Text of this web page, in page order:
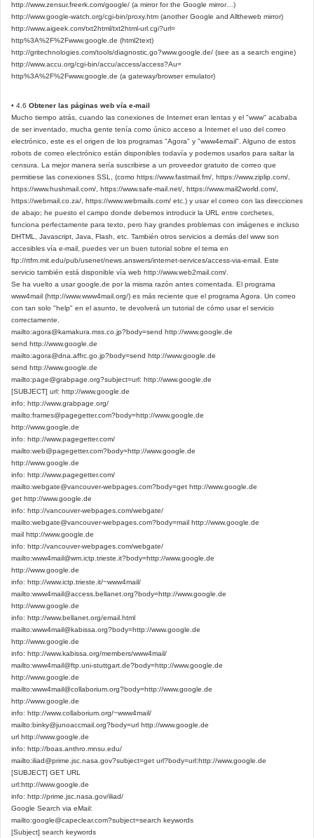
http://www.zensur.freerk.com/google/ (a mirror for the Google mirror…)
http://www.google-watch.org/cgi-bin/proxy.htm (another Google and Alltheweb mirror)
http://www.aigeek.com/txt2html/txt2html-url.cgi?url=
http%3A%2F%2Fwww.google.de (html2text)
http://gritechnologies.com/tools/diagnostic.go?www.google.de/ (see as a search engine)
http://www.accu.org/cgi-bin/accu/access/access?Au=
http%3A%2F%2Fwww.google.de (a gateway/browser emulator)
• 4.6 Obtener las páginas web vía e-mail
Mucho tiempo atrás, cuando las conexiones de Internet eran lentas y el "www" acababa
de ser inventado, mucha gente tenía como único acceso a Internet el uso del correo
electrónico, este es el origen de los programas "Agora" y "www4email". Alguno de estos
robots de correo electrónico están disponibles todavía y podemos usarlos para saltar la
censura. La mejor manera sería suscribirse a un proveedor gratuito de correo que
permitiese las conexiones SSL, (como https://www.fastmail.fm/, https://www.ziplip.com/,
https://www.hushmail.com/, https://www.safe-mail.net/, https://www.mail2world.com/,
https://webmail.co.za/, https://www.webmails.com/ etc.) y usar el correo con las direcciones
de abajo; he puesto el campo donde debemos introducir la URL entre corchetes,
funciona perfectamente para texto, pero hay grandes problemas con imágenes e incluso
DHTML, Javascript, Java, Flash, etc. También otros servicios a demás del www son
accesibles vía e-mail, puedes ver un buen tutorial sobre el tema en
ftp://rtfm.mit.edu/pub/usenet/news.answers/internet-services/access-via-email. Este
servicio también está disponible vía web http://www.web2mail.com/.
Se ha vuelto a usar google.de por la misma razón antes comentada. El programa
www4mail (http://www.www4mail.org/) es más reciente que el programa Agora. Un correo
con tan solo "help" en el asunto, te devolverá un tutorial de cómo usar el servicio
correctamente.
mailto:agora@kamakura.mss.co.jp?body=send http://www.google.de
send http://www.google.de
mailto:agora@dna.affrc.go.jp?body=send http://www.google.de
send http://www.google.de
mailto:page@grabpage.org?subject=url: http://www.google.de
[SUBJECT] url: http://www.google.de
info: http://www.grabpage.org/
mailto:frames@pagegetter.com?body=http://www.google.de
http://www.google.de
info: http://www.pagegetter.com/
mailto:web@pagegetter.com?body=http://www.google.de
http://www.google.de
info: http://www.pagegetter.com/
mailto:webgate@vancouver-webpages.com?body=get http://www.google.de
get http://www.google.de
info: http://vancouver-webpages.com/webgate/
mailto:webgate@vancouver-webpages.com?body=mail http://www.google.de
mail http://www.google.de
info: http://vancouver-webpages.com/webgate/
mailto:www4mail@wm.ictp.trieste.it?body=http://www.google.de
http://www.google.de
info: http://www.ictp.trieste.it/~www4mail/
mailto:www4mail@access.bellanet.org?body=http://www.google.de
http://www.google.de
info: http://www.bellanet.org/email.html
mailto:www4mail@kabissa.org?body=http://www.google.de
http://www.google.de
info: http://www.kabissa.org/members/www4mail/
mailto:www4mail@ftp.uni-stuttgart.de?body=http://www.google.de
http://www.google.de
mailto:www4mail@collaborium.org?body=http://www.google.de
http://www.google.de
info: http://www.collaborium.org/~www4mail/
mailto:binky@junoaccmail.org?body=url http://www.google.de
url http://www.google.de
info: http://boas.anthro.mnsu.edu/
mailto:iliad@prime.jsc.nasa.gov?subject=get url?body=url:http://www.google.de
[SUBJECT] GET URL
url:http://www.google.de
info: http://prime.jsc.nasa.gov/iliad/
Google Search via eMail:
mailto:google@capeclear.com?subject=search keywords
[Subject] search keywords